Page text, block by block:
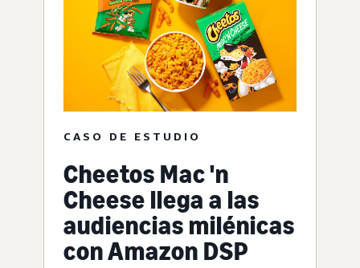
CASO DE ESTUDIO
Cheetos Mac 'n
Cheese llega a las
audiencias milénicas
con Amazon DSP